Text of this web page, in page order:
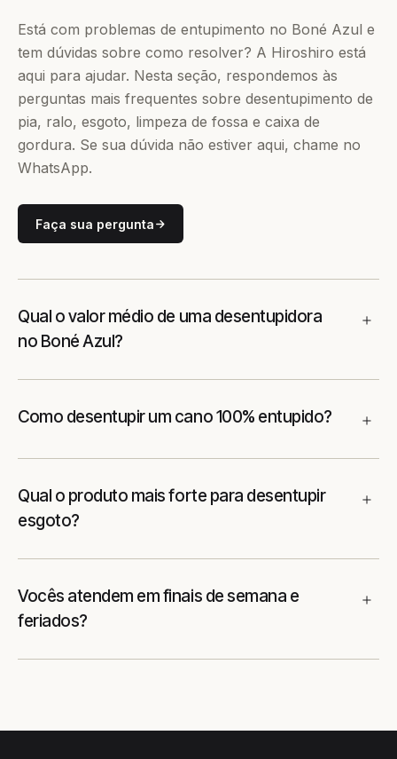
Está com problemas de entupimento no Boné Azul e
tem dúvidas sobre como resolver? A Hiroshiro está
aqui para ajudar. Nesta seção, respondemos às
perguntas mais frequentes sobre desentupimento de
pia, ralo, esgoto, limpeza de fossa e caixa de
gordura. Se sua dúvida não estiver aqui, chame no
WhatsApp.
Faça sua pergunta
Qual o valor médio de uma desentupidora
no Boné Azul?
Como desentupir um cano 100% entupido?
Qual o produto mais forte para desentupir
esgoto?
Vocês atendem em finais de semana e
feriados?